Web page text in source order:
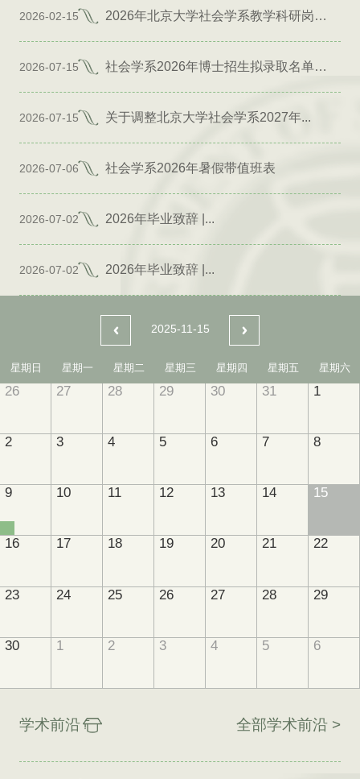
2026-02-15 2026年北京大学社会学系教学科研岗位招聘启事
2026-07-15 社会学系2026年博士招生拟录取名单公示（专项）
2026-07-15 关于调整北京大学社会学系2027年...
2026-07-06 社会学系2026年暑假带值班表
2026-07-02 2026年毕业致辞 |...
2026-07-02 2026年毕业致辞 |...
2025-11-15
星期日 星期一 星期二 星期三 星期四 星期五 星期六
26 27 28 29 30 31 1
2 3 4 5 6 7 8
9 10 11 12 13 14 15
16 17 18 19 20 21 22
23 24 25 26 27 28 29
30 1 2 3 4 5 6
学术前沿 全部学术前沿 >